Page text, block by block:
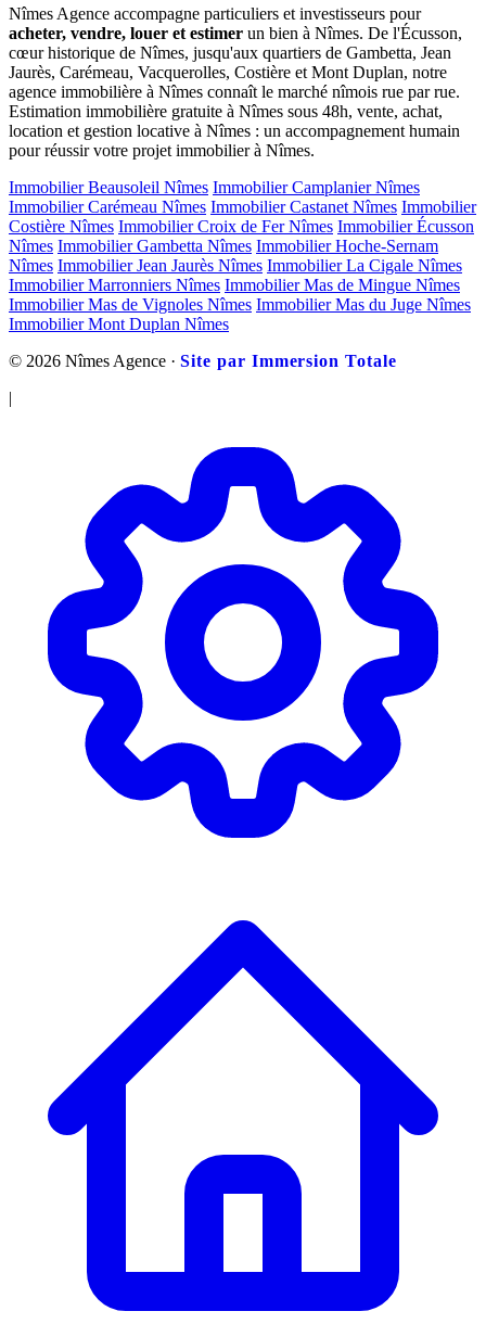
Nîmes Agence accompagne particuliers et investisseurs pour
acheter, vendre, louer et estimer un bien à Nîmes. De l'Écusson,
cœur historique de Nîmes, jusqu'aux quartiers de Gambetta, Jean
Jaurès, Carémeau, Vacquerolles, Costière et Mont Duplan, notre
agence immobilière à Nîmes connaît le marché nîmois rue par rue.
Estimation immobilière gratuite à Nîmes sous 48h, vente, achat,
location et gestion locative à Nîmes : un accompagnement humain
pour réussir votre projet immobilier à Nîmes.
Immobilier Beausoleil Nîmes Immobilier Camplanier Nîmes
Immobilier Carémeau Nîmes Immobilier Castanet Nîmes Immobilier
Costière Nîmes Immobilier Croix de Fer Nîmes Immobilier Écusson
Nîmes Immobilier Gambetta Nîmes Immobilier Hoche-Sernam
Nîmes Immobilier Jean Jaurès Nîmes Immobilier La Cigale Nîmes
Immobilier Marronniers Nîmes Immobilier Mas de Mingue Nîmes
Immobilier Mas de Vignoles Nîmes Immobilier Mas du Juge Nîmes
Immobilier Mont Duplan Nîmes
© 2026 Nîmes Agence · Site par Immersion Totale
|